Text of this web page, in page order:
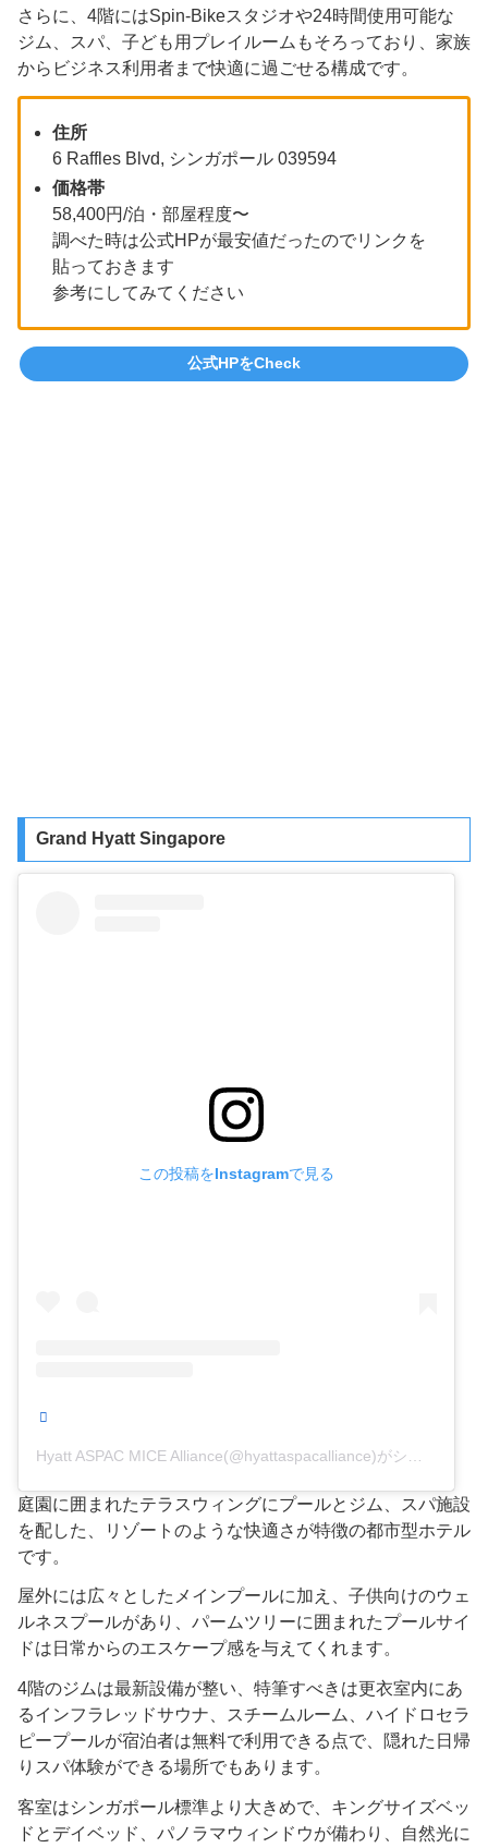
さらに、4階にはSpin‑Bikeスタジオや24時間使用可能な
ジム、スパ、子ども用プレイルームもそろっており、家族
からビジネス利用者まで快適に過ごせる構成です。
住所
6 Raffles Blvd, シンガポール 039594
価格帯
58,400円/泊・部屋程度〜
調べた時は公式HPが最安値だったのでリンクを
貼っておきます
参考にしてみてください
公式HPをCheck
Grand Hyatt Singapore
この投稿をInstagramで見る
庭園に囲まれたテラスウィングにプールとジム、スパ施設
を配した、リゾートのような快適さが特徴の都市型ホテル
です。
屋外には広々としたメインプールに加え、子供向けのウェ
ルネスプールがあり、パームツリーに囲まれたプールサイ
ドは日常からのエスケープ感を与えてくれます。
4階のジムは最新設備が整い、特筆すべきは更衣室内にあ
るインフラレッドサウナ、スチームルーム、ハイドロセラ
ピープールが宿泊者は無料で利用できる点で、隠れた日帰
りスパ体験ができる場所でもあります。
客室はシンガポール標準より大きめで、キングサイズベッ
ドとデイベッド、パノラマウィンドウが備わり、自然光に